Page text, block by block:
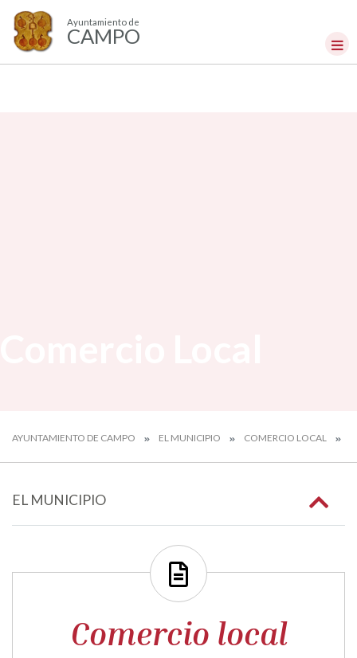
Ayuntamiento de
CAMPO
AYUNTAMIENTO DE CAMPO EL MUNICIPIO COMERCIO LOCAL
EL MUNICIPIO
Comercio local